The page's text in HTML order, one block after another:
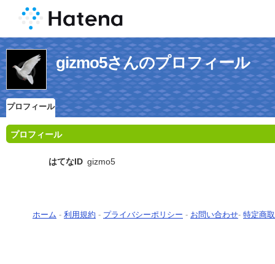
gizmo5さんのプロフィール
プロフィール
プロフィール
はてなID gizmo5
ホーム - 利用規約 - プライバシーポリシー - お問い合わせ- 特定商